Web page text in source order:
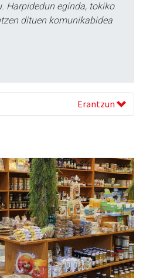
Harpidedun eginda, tokiko
dituen komunikabidea
Erantzun